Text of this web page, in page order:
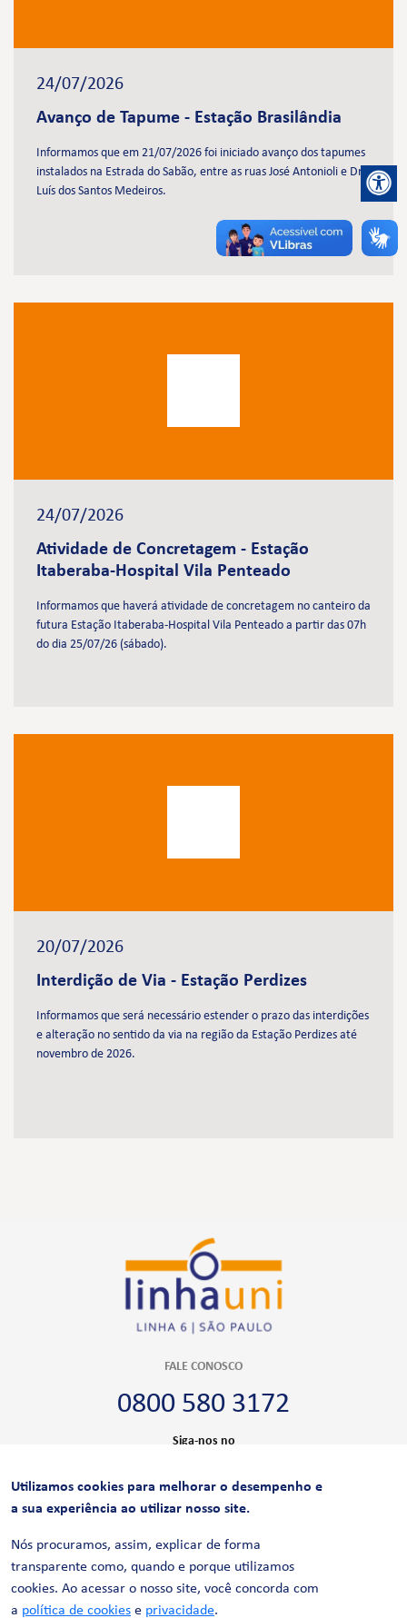
24/07/2026
Avanço de Tapume - Estação Brasilândia
Informamos que em 21/07/2026 foi iniciado avanço dos tapumes
instalados na Estrada do Sabão, entre as ruas José Antonioli e Dr.
Luís dos Santos Medeiros.
24/07/2026
Atividade de Concretagem - Estação
Itaberaba-Hospital Vila Penteado
Informamos que haverá atividade de concretagem no canteiro da
futura Estação Itaberaba-Hospital Vila Penteado a partir das 07h
do dia 25/07/26 (sábado).
20/07/2026
Interdição de Via - Estação Perdizes
Informamos que será necessário estender o prazo das interdições
e alteração no sentido da via na região da Estação Perdizes até
novembro de 2026.
FALE CONOSCO
0800 580 3172
Siga-nos no
CERTIFICAÇÕES
Utilizamos cookies para melhorar o desempenho e
a sua experiência ao utilizar nosso site.
Nós procuramos, assim, explicar de forma
transparente como, quando e porque utilizamos
cookies. Ao acessar o nosso site, você concorda com
a política de cookies e privacidade.